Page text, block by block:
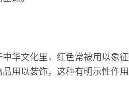
华文化里，红色常被用以象
用以装饰，这种有明示性作